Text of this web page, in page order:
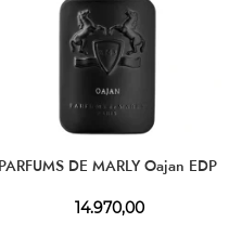
PARFUMS DE MARLY Oajan EDP
14.970,00